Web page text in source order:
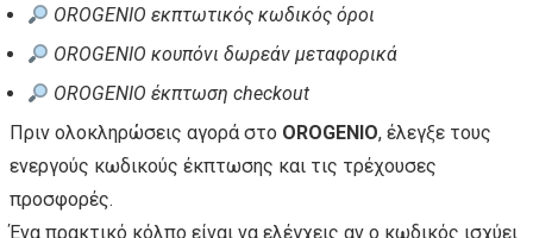
OROGENIO εκπτωτικός κωδικός όροι
OROGENIO κουπόνι δωρεάν μεταφορικά
OROGENIO έκπτωση checkout
Πριν ολοκληρώσεις αγορά στο OROGENIO, έλεγξε τους
ενεργούς κωδικούς έκπτωσης και τις τρέχουσες
προσφορές.
Ένα πρακτικό κόλπο είναι να ελέγχεις αν ο κωδικός ισχύει